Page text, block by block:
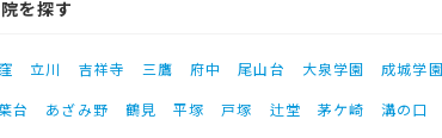
を探す
立川 吉祥寺 三鷹 府中 尾山台 大泉学園 成城学
台 あざみ野 鶴見 平塚 戸塚 辻堂 茅ケ崎
溝の口